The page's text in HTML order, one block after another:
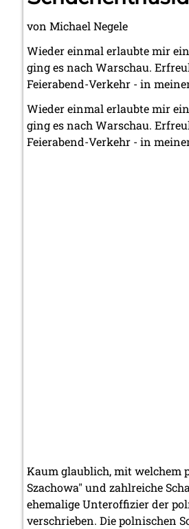
von Michael Negele
Wieder einmal erlaubte mir
ging es nach Warschau.
Feierabend-Verkehr - in
Wieder einmal erlaubte mir
ging es nach Warschau.
Feierabend-Verkehr - in
Kaum glaublich, mit welchem
Szachowa" und zahlreiche
ehemalige Unteroffizier der
verschrieben. Die polnischen